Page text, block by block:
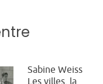
Sabine Weiss